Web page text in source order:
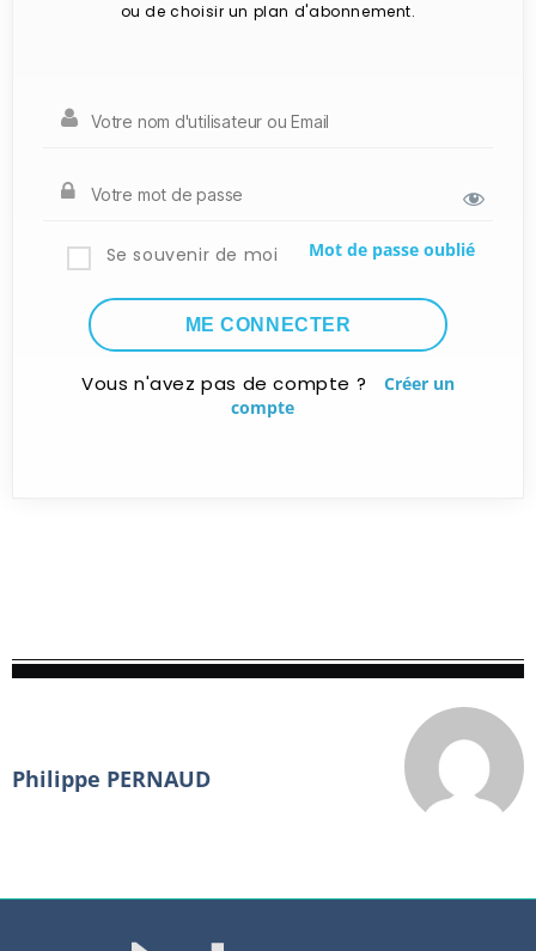
ou de choisir un plan d'abonnement.
Se souvenir de moi Mot de passe oublié
Vous n'avez pas de compte ?
Créer un
compte
Philippe PERNAUD